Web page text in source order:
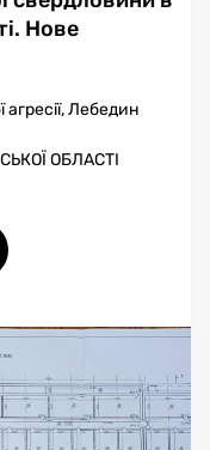
Нове
агресії, Лебедин
ОБЛАСТІ